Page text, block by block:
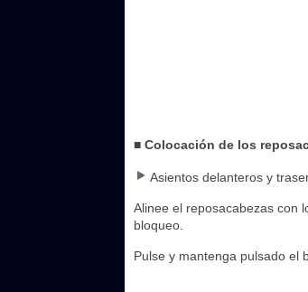
■ Colocación de los
Asientos delanteros y
Alinee el reposacabezas con
bloqueo.
Pulse y mantenga pulsado el